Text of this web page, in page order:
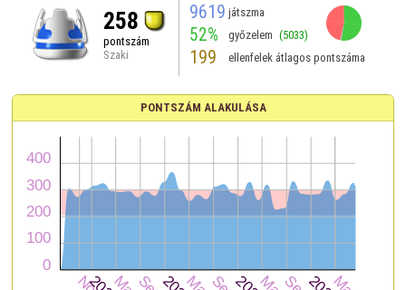
258
pontszám
Szaki
9619 játszma
52% győzelem (5033)
199 ellenfelek átlagos pontszáma
PONTSZÁM ALAKULÁSA